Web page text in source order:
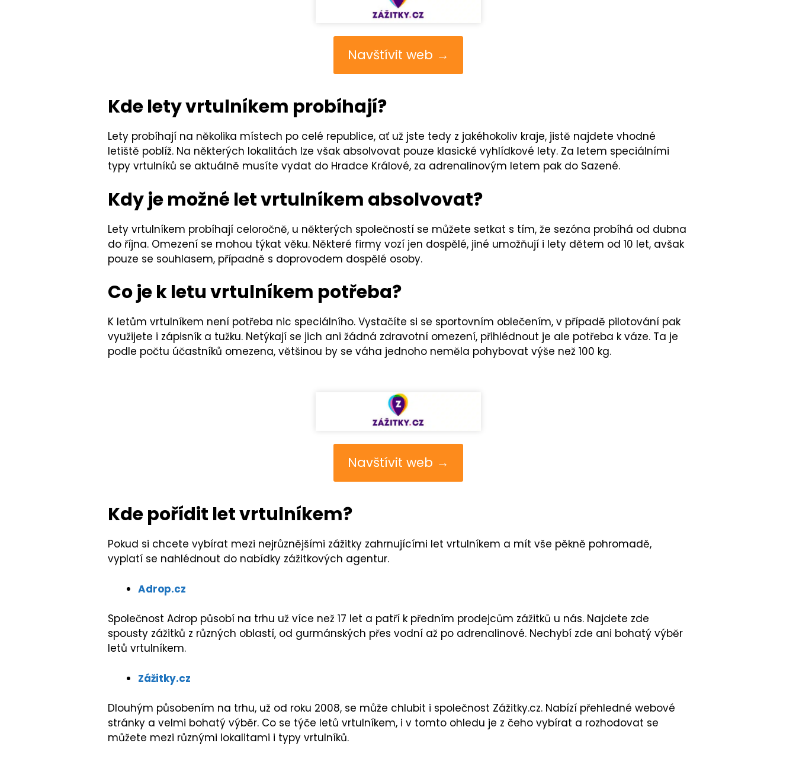
Navštívit web →
Kde lety vrtulníkem probíhají?
Lety probíhají na několika místech po celé republice, ať už jste tedy z jakéhokoliv kraje, jistě najdete vhodné
letiště poblíž. Na některých lokalitách lze však absolvovat pouze klasické vyhlídkové lety. Za letem speciálními
typy vrtulníků se aktuálně musíte vydat do Hradce Králové, za adrenalinovým letem pak do Sazené.
Kdy je možné let vrtulníkem absolvovat?
Lety vrtulníkem probíhají celoročně, u některých společností se můžete setkat s tím, že sezóna probíhá od dubna
do října. Omezení se mohou týkat věku. Některé firmy vozí jen dospělé, jiné umožňují i lety dětem od 10 let, avšak
pouze se souhlasem, případně s doprovodem dospělé osoby.
Co je k letu vrtulníkem potřeba?
K letům vrtulníkem není potřeba nic speciálního. Vystačíte si se sportovním oblečením, v případě pilotování pak
využijete i zápisník a tužku. Netýkají se jich ani žádná zdravotní omezení, přihlédnout je ale potřeba k váze. Ta je
podle počtu účastníků omezena, většinou by se váha jednoho neměla pohybovat výše než 100 kg.
Navštívit web →
Kde pořídit let vrtulníkem?
Pokud si chcete vybírat mezi nejrůznějšími zážitky zahrnujícími let vrtulníkem a mít vše pěkně pohromadě,
vyplatí se nahlédnout do nabídky zážitkových agentur.
Adrop.cz
Společnost Adrop působí na trhu už více než 17 let a patří k předním prodejcům zážitků u nás. Najdete zde
spousty zážitků z různých oblastí, od gurmánských přes vodní až po adrenalinové. Nechybí zde ani bohatý výběr
letů vrtulníkem.
Zážitky.cz
Dlouhým působením na trhu, už od roku 2008, se může chlubit i společnost Zážitky.cz. Nabízí přehledné webové
stránky a velmi bohatý výběr. Co se týče letů vrtulníkem, i v tomto ohledu je z čeho vybírat a rozhodovat se
můžete mezi různými lokalitami i typy vrtulníků.